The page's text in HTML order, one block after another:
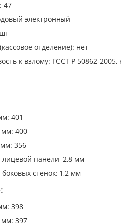
47
электронный
отделение): нет
к взлому: ГОСТ Р 50862-2005,
401
400
мм: 356
панели: 2,8 мм
стенок: 1,2 мм
398
397